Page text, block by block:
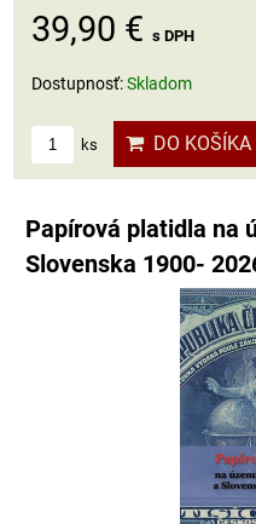
39,90 € s DPH
Dostupnosť:Skladom
ks DO KOŠÍKA
Papírová platidla na
Slovenska 1900-